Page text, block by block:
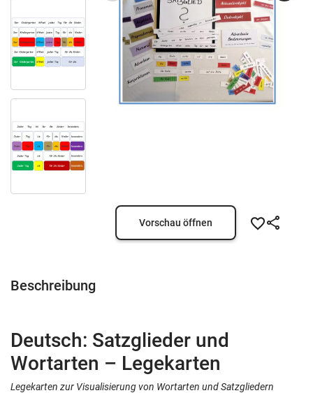
Vorschau öffnen
Beschreibung
Deutsch: Satzglieder und
Wortarten – Legekarten
Legekarten zur Visualisierung von Wortarten und Satzgliedern